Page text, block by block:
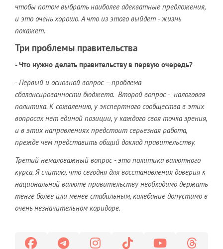
чтобы потом выбрать наиболее адекватные предложения,
и это очень хорошо. А что из этого выйдет - жизнь
покажет.
Три проблемы правительства
- Что нужно делать правительству в первую очередь?
- Первый и основной вопрос – проблема
сбалансированности бюджета. Второй вопрос - налоговая
политика. К сожалению, у экспертного сообщества в этих
вопросах нет единой позиции, у каждого своя точка зрения,
и в этих направлениях предстоит серьезная работа,
прежде чем представить общий доклад правительству.
Третий немаловажный вопрос - это политика валютного
курса. Я считаю, что сегодня для восстановления доверия к
национальной валюте правительству необходимо держать
тенге более или менее стабильным, колебание допустимо в
очень незначительном коридоре.